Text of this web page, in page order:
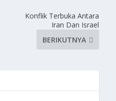
Konflik Terbuka Antara
Iran Dan Israel
BERIKUTNYA